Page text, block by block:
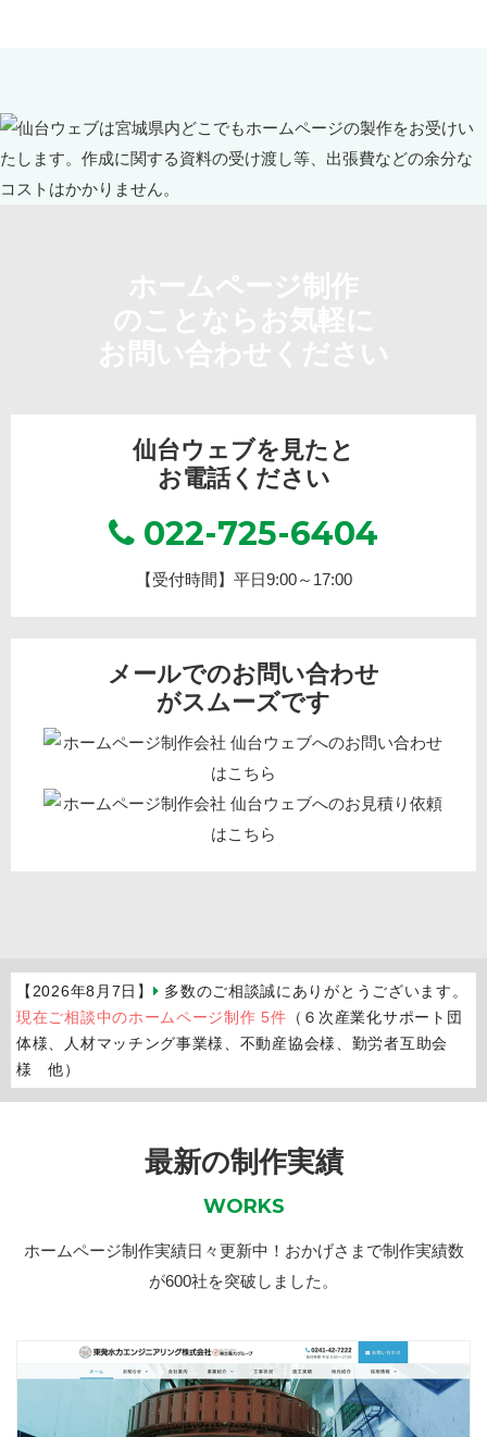
仙台ウェブを見たと
お電話ください
022-725-6404
【受付時間】平日9:00～17:00
メールでのお問い合わせ
がスムーズです
【2026年8月7日】
多数のご相談誠にありがとうございます。
現在ご相談中のホームページ制作 5件 （６次産業化サポート団
体様、人材マッチング事業様、不動産協会様、勤労者互助会
様 他）
最新の制作実績
WORKS
ホームページ制作実績日々更新中！おかげさまで制作実績数
が600社を突破しました。